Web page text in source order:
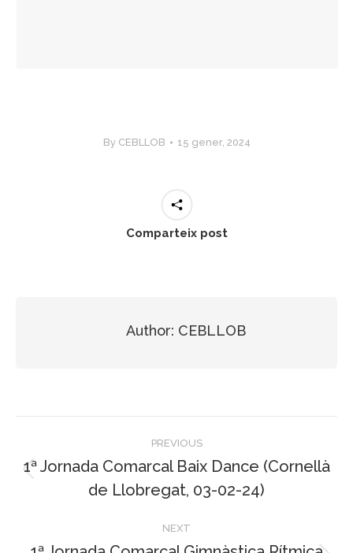
By CEBLLOB 15 gener, 2024
Comparteix post
Author: CEBLLOB
navigation
PREVIOUS
post:
1ª Jornada Comarcal Baix Dance (Cornellà
de Llobregat, 03-02-24)
NEXT